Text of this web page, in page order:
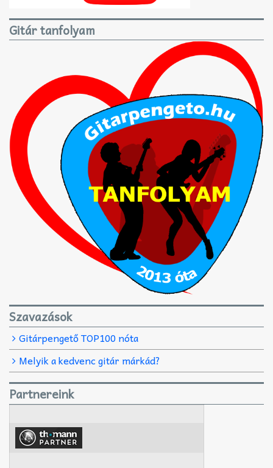
Gitár tanfolyam
Szavazások
Gitárpengető TOP100 nóta
Melyik a kedvenc gitár márkád?
Partnereink